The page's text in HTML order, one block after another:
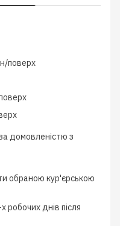
поверх
домовленістю з
обраною кур'єрською
робочих днів після